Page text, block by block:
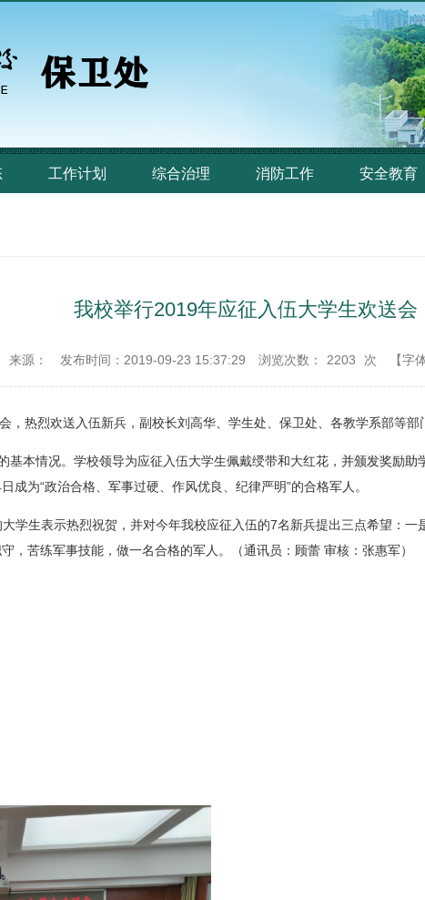
工作计划 综合治理 消防工作 安全教育
我校举行2019年应征入伍大学生欢送会
来源： 发布时间：2019-09-23 15:37:29 浏览次数： 2203 次 【字
热烈欢送入伍新兵，副校长刘高华、学生处、保卫处、各教学系部等部
基本情况。 学校领导为应征入伍大学生佩戴绶带和大红花， 并颁发奖励助
成为“政治合格、军事过硬、作风优良、纪律严明”的合格军人。
学生表示热烈祝贺，并对今年我校应征入伍的7名新兵提出三点希望：
，苦练军事技能， 做一名合格的军人 。（通讯员：顾蕾 审核：张惠军）